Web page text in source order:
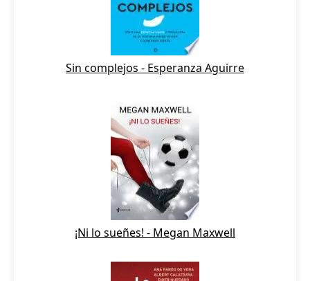
Sin complejos - Esperanza Aguirre
¡Ni lo sueñes! - Megan Maxwell